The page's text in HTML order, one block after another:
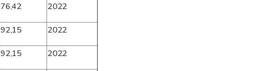
76,42 2022
92,15 2022
92,15 2022